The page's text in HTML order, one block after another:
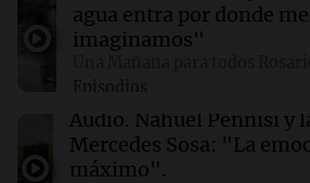
gracias a la inteligencia
búsqueda
01:49 Mundo
El Pentágono solicita a la
un aumento en la
agua entra por donde
imaginamos"
Episodios
Audio. Nahuel Pennisi y
Mercedes Sosa: "La
máximo".